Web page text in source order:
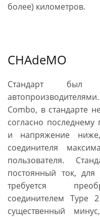
более) километров.
CHAdeMO
Стандарт был
Combo, в стандарте
согласно
и напряжение
соединителя
пользователя.
постоянный ток,
требуется
соединителем
существенный